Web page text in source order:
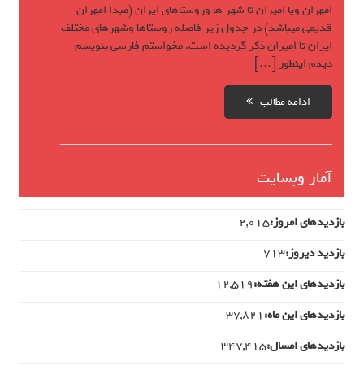
امهران ویا امیران تا شهر ها وروستاهای ایران (مبدا امهران
قدیمی میباشد) در جدول زیر فاصله روستاها وشهرهای مختلف
ایران تا امیران ذکر گردیده است. مخواستم فارسی بنویسم
دیدم اینطور […]
ادامه مطالب
آمار وبسایت
بازدیدهای امروز:2,015
بازدید دیروز:713
بازدیدهای این هفته:12,519
بازدیدهای این ماه:37,821
بازدیدهای امسال:347,415